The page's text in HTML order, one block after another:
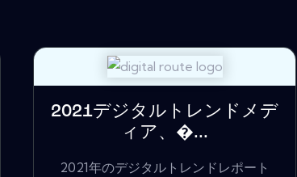
2021デジタルトレンドメデ
ィア、�...
2021年のデジタルトレンドレポート